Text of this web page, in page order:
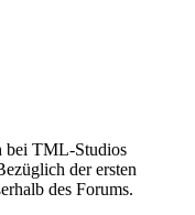
bei TML-Studios
der ersten
des Forums.